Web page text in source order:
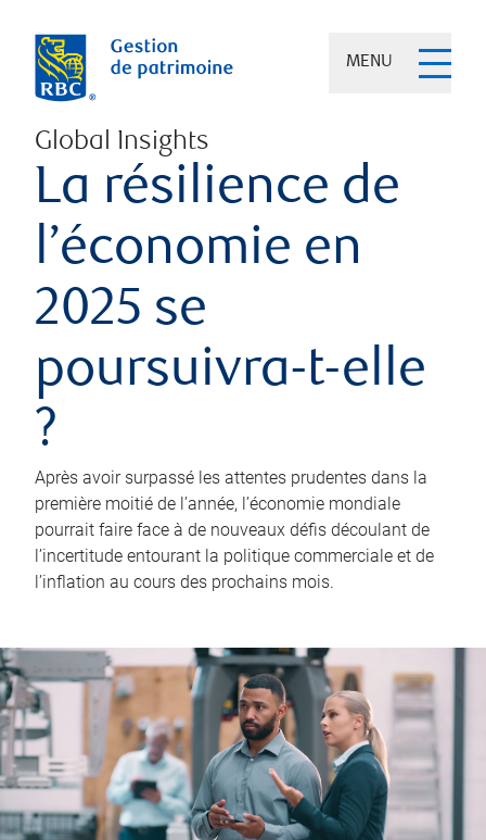
MENU
Global Insights
La résilience de
l’économie en
2025 se
poursuivra-t-elle
?
Après avoir surpassé les attentes prudentes dans la
première moitié de l’année, l’économie mondiale
pourrait faire face à de nouveaux défis découlant de
l’incertitude entourant la politique commerciale et de
l’inflation au cours des prochains mois.